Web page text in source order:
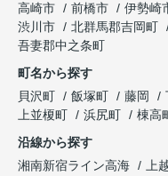
高崎市
前橋市 伊勢崎
渋川市
北群馬郡吉岡町
吾妻郡中之条町
町名から探す
貝沢町
飯塚町 藤岡
上並榎町
浜尻町 棟高
沿線から探す
湘南新宿ライン高海
上